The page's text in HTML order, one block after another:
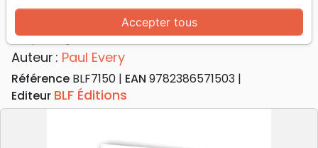
1 Timothée
Se plonger dans la Parole
Auteur : Paul Every
Référence BLF7150 EAN 9782386571503
Editeur BLF Éditions
Accepter tous